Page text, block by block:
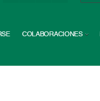
COLABORACIONES